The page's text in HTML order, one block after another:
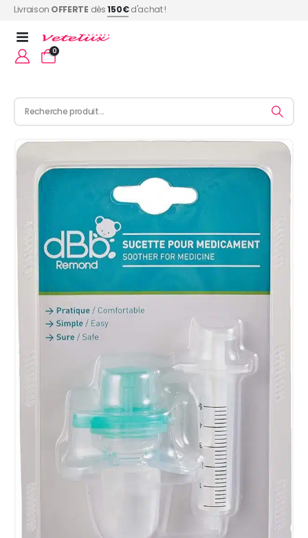
Livraison OFFERTE dès150€d'achat !
0